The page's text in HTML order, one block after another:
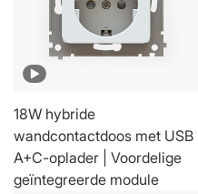
18W hybride
wandcontactdoos met USB
A+C-oplader | Voordelige
geïntegreerde module